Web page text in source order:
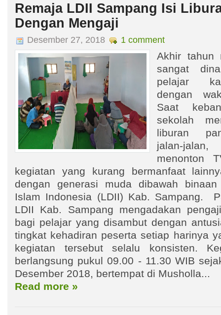
Remaja LDII Sampang Isi
Dengan Mengaji
Desember 27, 2018 1 comment
Akhir tahun
sangat
pelajar
dengan
Saat
sekolah
liburan
jalan-
menonton
kegiatan yang kurang bermanfaat
dengan generasi muda dibawah
Islam Indonesia (LDII) Kab. Sampang.
LDII Kab. Sampang mengadakan
bagi pelajar yang disambut dengan
tingkat kehadiran peserta setiap harinya
kegiatan tersebut selalu konsisten.
berlangsung pukul 09.00 - 11.30 WIB
Desember 2018, bertempat di Musholla...
Read more »